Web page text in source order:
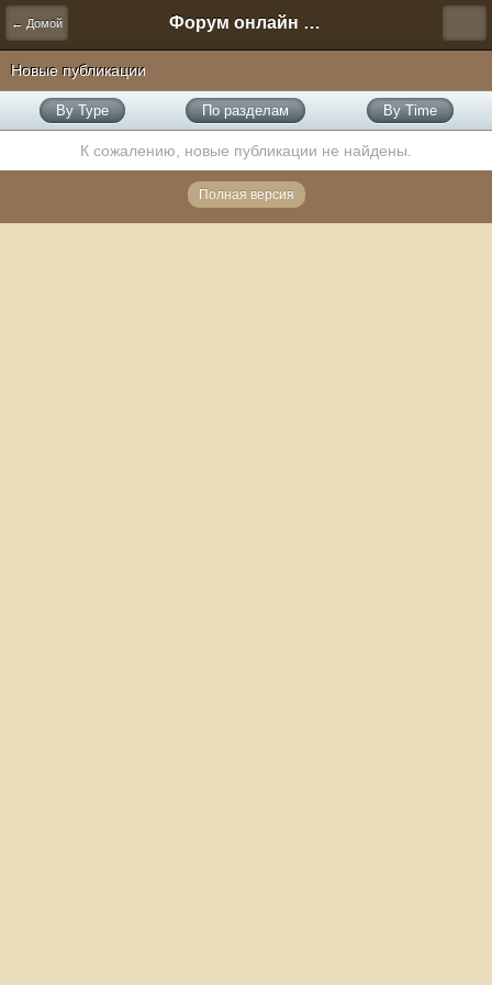
← Домой Форум онлайн игры "Новая Эра" (Нюра Биз)
Новые публикации
By Type По разделам By Time
К сожалению, новые публикации не найдены.
Полная версия